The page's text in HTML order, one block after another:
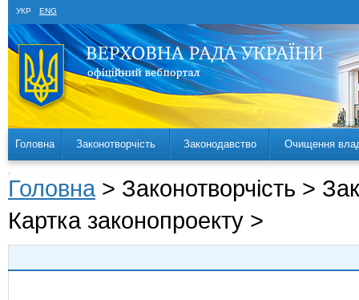
УКР ENG
Головна Законотворчість Законодавство Очищення
Головна > Законотворчість >
Картка законопроекту >